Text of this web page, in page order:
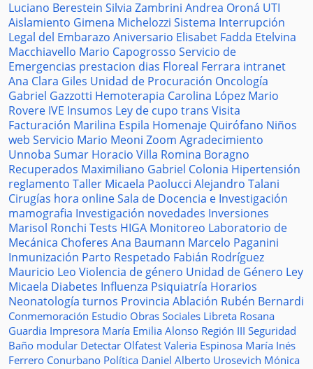
Luciano Berestein Silvia Zambrini Andrea Oroná UTI
Aislamiento Gimena Michelozzi Sistema Interrupción
Legal del Embarazo Aniversario Elisabet Fadda Etelvina
Macchiavello Mario Capogrosso Servicio de
Emergencias prestacion dias Floreal Ferrara intranet
Ana Clara Giles Unidad de Procuración Oncología
Gabriel Gazzotti Hemoterapia Carolina López Mario
Rovere IVE Insumos Ley de cupo trans Visita
Facturación Marilina Espila Homenaje Quirófano Niños
web Servicio Mario Meoni Zoom Agradecimiento
Unnoba Sumar Horacio Villa Romina Boragno
Recuperados Maximiliano Gabriel Colonia Hipertensión
reglamento Taller Micaela Paolucci Alejandro Talani
Cirugías hora onlineSala de Docencia e Investigación
mamografia Investigación novedades Inversiones
Marisol Ronchi Tests HIGA Monitoreo Laboratorio de
Mecánica Choferes Ana Baumann Marcelo Paganini
Inmunización Parto Respetado Fabián Rodríguez
Mauricio Leo Violencia de género Unidad de Género Ley
Micaela Diabetes Influenza Psiquiatría Horarios
Neonatología turnos Provincia Ablación Rubén Bernardi
Conmemoración Estudio Obras Sociales Libreta Rosana
Guardia Impresora María Emilia Alonso Región III Seguridad
Baño modular Detectar Olfatest Valeria Espinosa María Inés
Ferrero Conurbano Política Daniel Alberto Urosevich Mónica